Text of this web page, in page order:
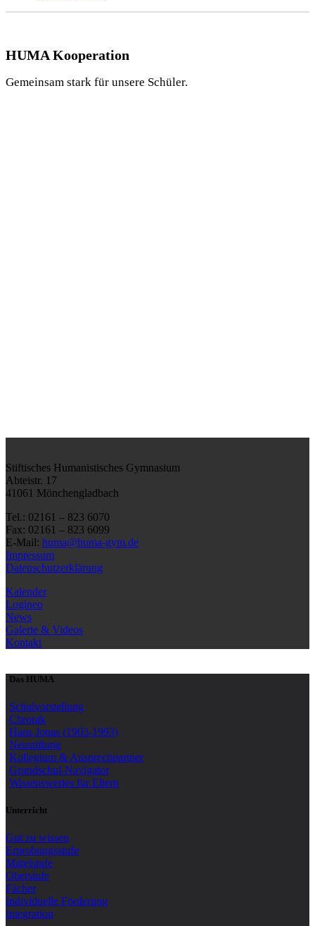
HUMA Kooperation
Gemeinsam stark für unsere Schüler.
Stiftisches Humanistisches Gymnasium
Abteistr. 17
41061 Mönchengladbach
Tel.: 02161 – 823 6070
Fax: 02161 – 823 6099
E-Mail: huma@huma-gym.de
Impressum
Datenschutzerklärung
Kalender
Logineo
News
Galerie & Videos
Kontakt
Das HUMA
Schulvorstellung
Chronik
Hans Jonas (1903-1993)
Neustiftung
Kollegium & Ansprechpartner
Grundschul-Navigator
Wissenswertes für Eltern
Unterricht
Gut zu wissen
Erprobungsstufe
Mittelstufe
Oberstufe
Fächer
Individuelle Förderung
Integration